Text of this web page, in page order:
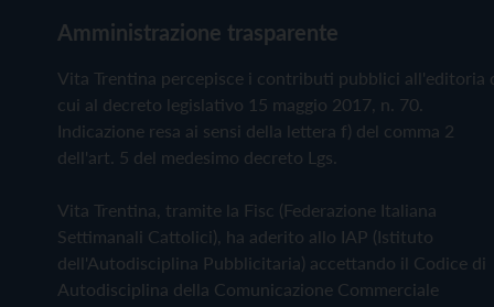
Amministrazione trasparente
Vita Trentina percepisce i contributi pubblici all'editoria
cui al decreto legislativo 15 maggio 2017, n. 70.
Indicazione resa ai sensi della lettera f) del comma 2
dell'art. 5 del medesimo decreto Lgs.
Vita Trentina, tramite la Fisc (Federazione Italiana
Settimanali Cattolici), ha aderito allo IAP (Istituto
dell'Autodisciplina Pubblicitaria) accettando il Codice di
Autodisciplina della Comunicazione Commerciale